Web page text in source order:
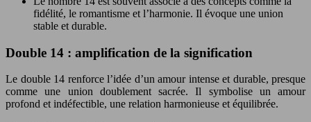
fidélité, le romantisme et l’harmonie. Il évoque une union
stable et durable.
Double 14 : amplification de la signification
Le double 14 renforce l’idée d’un amour intense et durable, presque
comme une union doublement sacrée. Il symbolise un amour
profond et indéfectible, une relation harmonieuse et équilibrée.